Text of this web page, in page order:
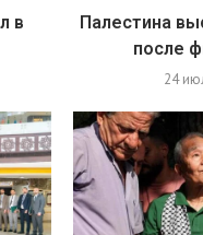
в
Палестина
после
24